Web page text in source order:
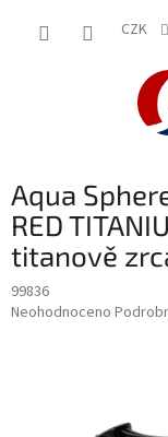
CZK
Aqua
RED
titanově
99836
Průměrné
Neohodnoceno